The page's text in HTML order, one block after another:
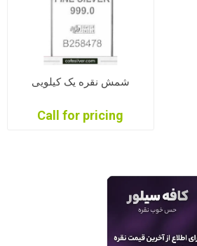
شمش نقره یک کیلویی
Call for pricing